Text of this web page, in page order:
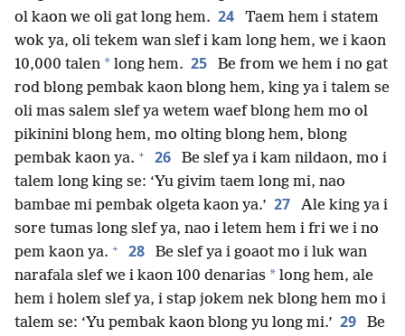
ol kaon we oli gat long hem. 24
Taem hem i statem
wok ya, oli tekem wan slef i kam long hem, we i kaon
10,000 talen * long hem. 25
Be from we hem i no gat
rod blong pembak kaon blong hem, king ya i talem se
oli mas salem slef ya wetem waef blong hem mo ol
pikinini blong hem, mo olting blong hem, blong
pembak kaon ya. + 26
Be slef ya i kam nildaon, mo i
talem long king se: ‘Yu givim taem long mi, nao
bambae mi pembak olgeta kaon ya.’ 27
Ale king ya i
sore tumas long slef ya, nao i letem hem i fri we i no
pem kaon ya. + 28
Be slef ya i goaot mo i luk wan
narafala slef we i kaon 100 denarias * long hem, ale
hem i holem slef ya, i stap jokem nek blong hem mo i
talem se: ‘Yu pembak kaon blong yu long mi.’ 29
Be